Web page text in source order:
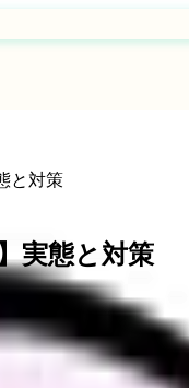
と対策
実態と対策